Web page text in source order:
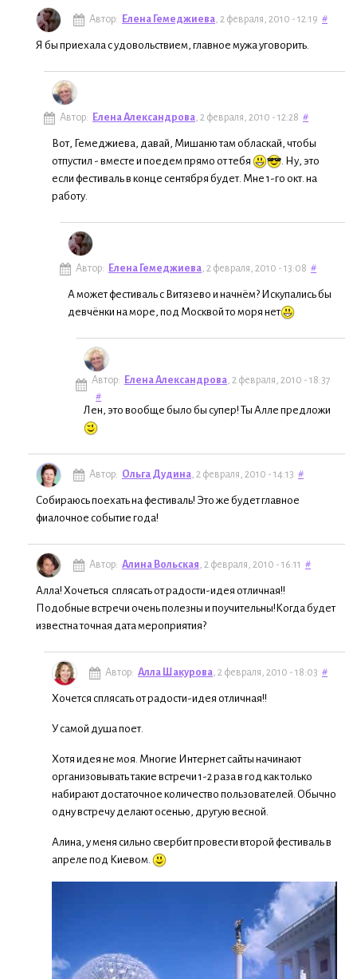
Автор: Елена Гемеджиева, 2 февраля, 2010 - 12:19 #
Я бы приехала с удовольствием, главное мужа уговорить.
Автор: Елена Александрова, 2 февраля, 2010 - 12:28 #
Вот, Гемеджиева, давай, Мишаню там обласкай, чтобы
отпустил - вместе и поедем прямо от тебя
. Ну, это
если фестиваль в конце сентября будет. Мне 1-го окт. на
работу.
Автор: Елена Гемеджиева, 2 февраля, 2010 - 13:08 #
А может фестиваль с Витязево и начнём? Искупались бы
девчёнки на море, под Москвой то моря нет
Автор: Елена Александрова , 2 февраля, 2010 - 18:37
#
Лен, это вообще было бы супер! Ты Алле предложи
Автор: Ольга Дудина, 2 февраля, 2010 - 14:13 #
Собираюсь поехать на фестиваль! Это же будет главное
фиалочное событие года!
Автор: Алина Вольская, 2 февраля, 2010 - 16:11 #
Алла! Хочеться сплясать от радости-идея отличная!!
Подобные встречи очень полезны и поучительны!Когда будет
известна точная дата мероприятия?
Автор: Алла Шакурова, 2 февраля, 2010 - 18:03 #
Хочется сплясать от радости-идея отличная!!
У самой душа поет.
Хотя идея не моя. Многие Интернет сайты начинают
организовывать такие встречи 1-2 раза в год как только
набирают достаточное количество пользователей. Обычно
одну встречу делают осенью, другую весной.
Алина, у меня сильно свербит провести второй фестиваль в
апреле под Киевом.